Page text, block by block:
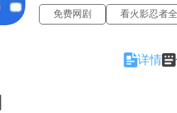
免费网剧 看火影忍者
详情